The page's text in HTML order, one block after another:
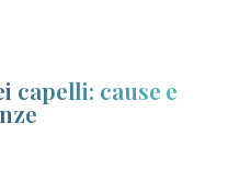
capelli: cause e